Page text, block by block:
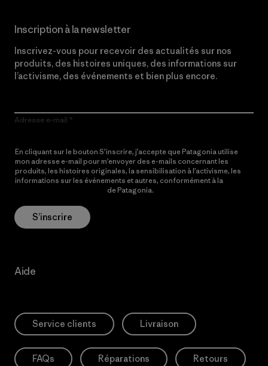
Inscription à la newsletter
Inscrivez-vous pour recevoir des actualités sur nos
produits, des histoires uniques, des informations sur
l’activisme, des événements et bien plus encore.
Adresse e-mail
En cliquant sur le bouton S’inscrire, j’accepte que Patagonia utilise
mon adresse e-mail pour m’envoyer des e-mails concernant les
produits, les histoires originales, la sensibilisation à l’activisme, les
informations sur les événements et autres, conformément à la
de Patagonia.
S’inscrire
Aide
Service clients Livraison
FAQs Réparations Retours